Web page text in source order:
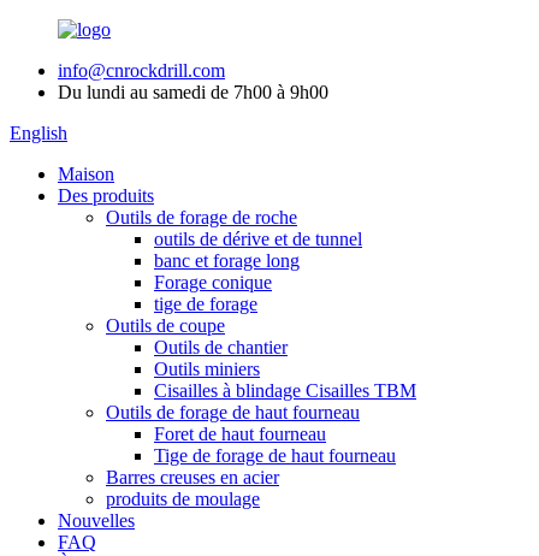
info@cnrockdrill.com
Du lundi au samedi de 7h00 à 9h00
English
Maison
Des produits
Outils de forage de roche
outils de dérive et de tunnel
banc et forage long
Forage conique
tige de forage
Outils de coupe
Outils de chantier
Outils miniers
Cisailles à blindage Cisailles TBM
Outils de forage de haut fourneau
Foret de haut fourneau
Tige de forage de haut fourneau
Barres creuses en acier
produits de moulage
Nouvelles
FAQ